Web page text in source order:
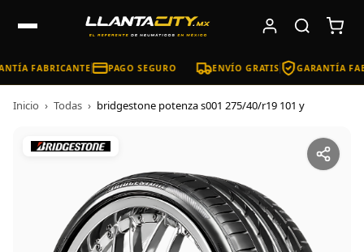
FABRICANTE PAGO SEGURO ENVÍO GRATIS GARANTÍA
Inicio › Todas › bridgestone potenza s001 275/40/r19 101 y